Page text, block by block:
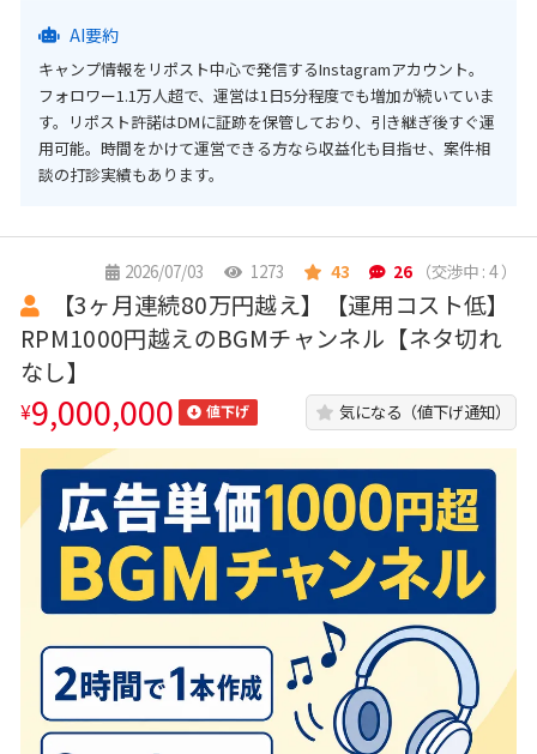
AI要約
キャンプ情報をリポスト中心で発信するInstagramアカウント。
フォロワー1.1万人超で、運営は1日5分程度でも増加が続いていま
す。リポスト許諾はDMに証跡を保管しており、引き継ぎ後すぐ運
用可能。時間をかけて運営できる方なら収益化も目指せ、案件相
談の打診実績もあります。
2026/07/03 1273 43 26 （交渉中 : 4 ）
【3ヶ月連続80万円越え】【運用コスト低】
RPM1000円越えのBGMチャンネル【ネタ切れ
なし】
¥9,000,000 値下げ 気になる（値下げ通知）